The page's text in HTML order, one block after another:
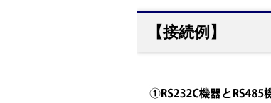
【接続例】